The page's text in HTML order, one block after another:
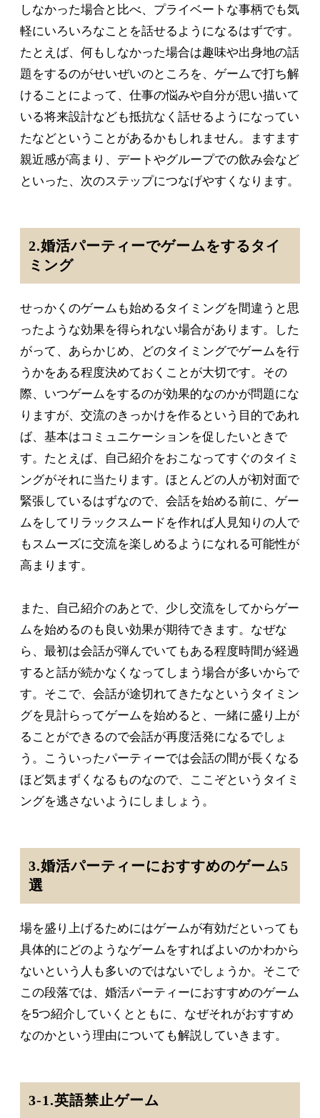
しなかった場合と比べ、プライベートな事柄でも気
軽にいろいろなことを話せるようになるはずです。
たとえば、何もしなかった場合は趣味や出身地の話
題をするのがせいぜいのところを、ゲームで打ち解
けることによって、仕事の悩みや自分が思い描いて
いる将来設計なども抵抗なく話せるようになってい
たなどということがあるかもしれません。ますます
親近感が高まり、デートやグループでの飲み会など
といった、次のステップにつなげやすくなります。
2.婚活パーティーでゲームをするタイ
ミング
せっかくのゲームも始めるタイミングを間違うと思
ったような効果を得られない場合があります。した
がって、あらかじめ、どのタイミングでゲームを行
うかをある程度決めておくことが大切です。その
際、いつゲームをするのが効果的なのかが問題にな
りますが、交流のきっかけを作るという目的であれ
ば、基本はコミュニケーションを促したいときで
す。たとえば、自己紹介をおこなってすぐのタイミ
ングがそれに当たります。ほとんどの人が初対面で
緊張しているはずなので、会話を始める前に、ゲー
ムをしてリラックスムードを作れば人見知りの人で
もスムーズに交流を楽しめるようになれる可能性が
高まります。
また、自己紹介のあとで、少し交流をしてからゲー
ムを始めるのも良い効果が期待できます。なぜな
ら、最初は会話が弾んでいてもある程度時間が経過
すると話が続かなくなってしまう場合が多いからで
す。そこで、会話が途切れてきたなというタイミン
グを見計らってゲームを始めると、一緒に盛り上が
ることができるので会話が再度活発になるでしょ
う。こういったパーティーでは会話の間が長くなる
ほど気まずくなるものなので、ここぞというタイミ
ングを逃さないようにしましょう。
3.婚活パーティーにおすすめのゲーム5
選
場を盛り上げるためにはゲームが有効だといっても
具体的にどのようなゲームをすればよいのかわから
ないという人も多いのではないでしょうか。そこで
この段落では、婚活パーティーにおすすめのゲーム
を5つ紹介していくとともに、なぜそれがおすすめ
なのかという理由についても解説していきます。
3-1.英語禁止ゲーム